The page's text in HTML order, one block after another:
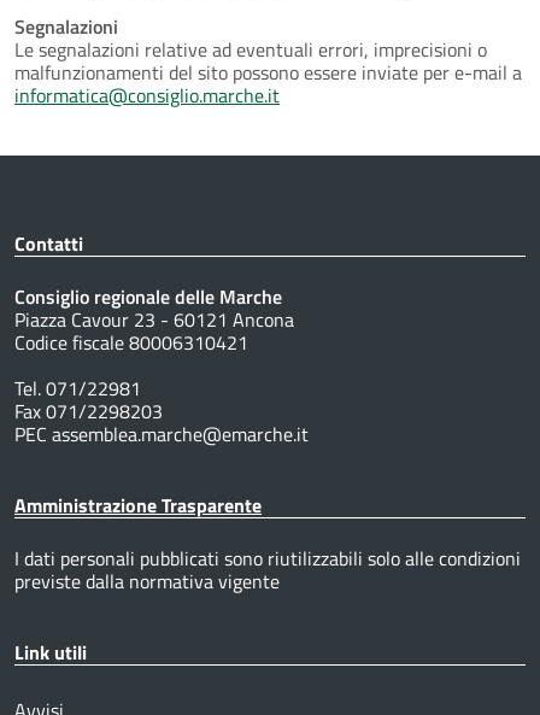
Segnalazioni
Le segnalazioni relative ad eventuali errori, imprecisioni o
malfunzionamenti del sito possono essere inviate per e-mail a
informatica@consiglio.marche.it
Contatti
Consiglio regionale delle Marche
Piazza Cavour 23 - 60121 Ancona
Codice fiscale 80006310421
Tel. 071/22981
Fax 071/2298203
PEC assemblea.marche@emarche.it
Amministrazione Trasparente
I dati personali pubblicati sono riutilizzabili solo alle condizioni
previste dalla normativa vigente
Link utili